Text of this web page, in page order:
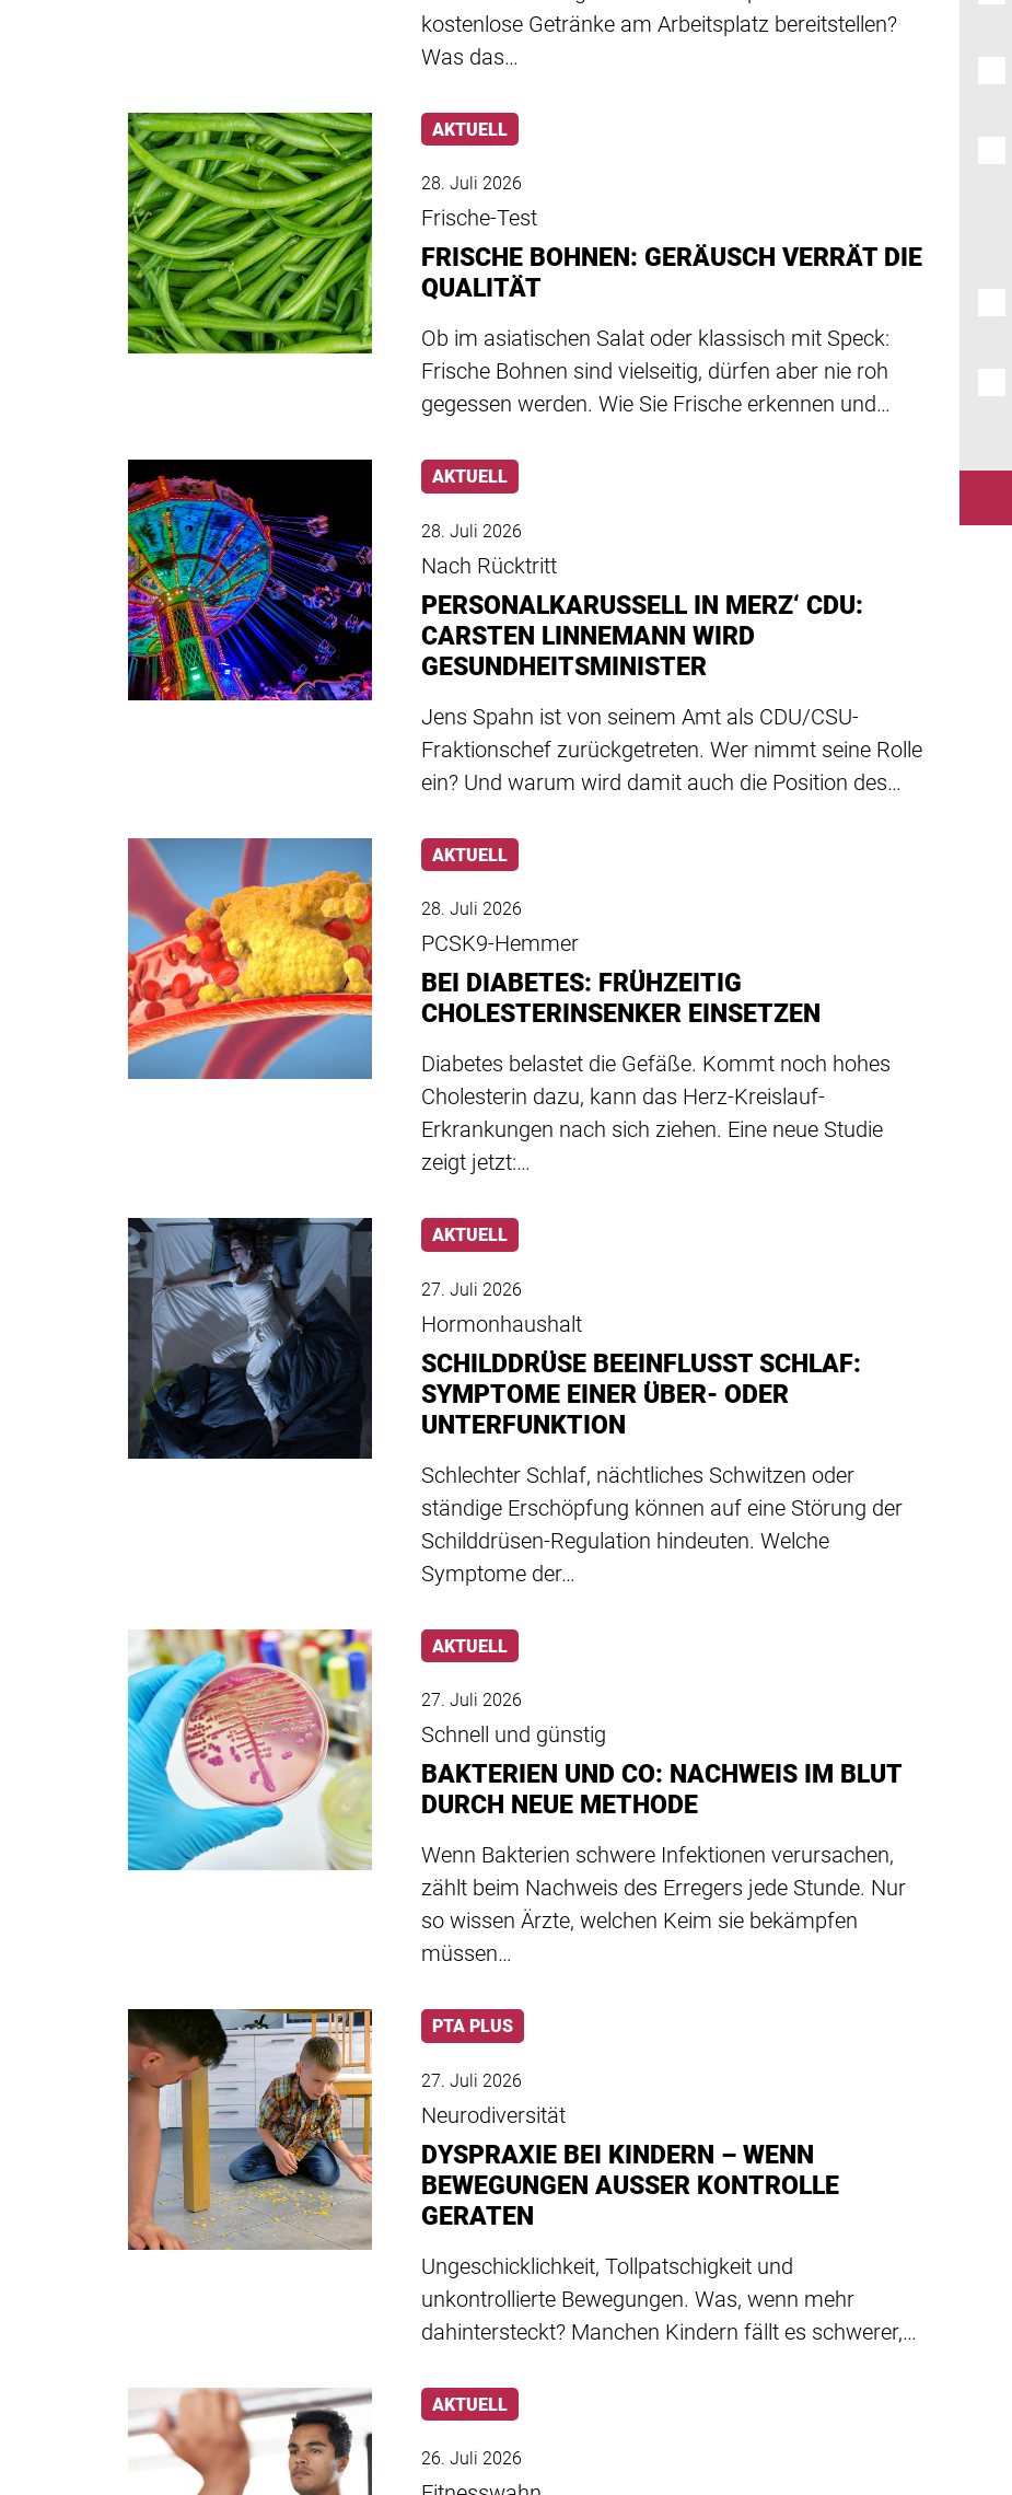
kostenlose Getränke am Arbeitsplatz bereitstellen?
Was das…
AKTUELL
28. Juli 2026
Frische-Test
FRISCHE BOHNEN: GERÄUSCH VERRÄT DIE
QUALITÄT
Ob im asiatischen Salat oder klassisch mit Speck:
Frische Bohnen sind vielseitig, dürfen aber nie roh
gegessen werden. Wie Sie Frische erkennen und…
AKTUELL
28. Juli 2026
Nach Rücktritt
PERSONALKARUSSELL IN MERZ‘ CDU:
CARSTEN LINNEMANN WIRD
GESUNDHEITSMINISTER
Jens Spahn ist von seinem Amt als CDU/CSU-
Fraktionschef zurückgetreten. Wer nimmt seine Rolle
ein? Und warum wird damit auch die Position des…
AKTUELL
28. Juli 2026
PCSK9-Hemmer
BEI DIABETES: FRÜHZEITIG
CHOLESTERINSENKER EINSETZEN
Diabetes belastet die Gefäße. Kommt noch hohes
Cholesterin dazu, kann das Herz-Kreislauf-
Erkrankungen nach sich ziehen. Eine neue Studie
zeigt jetzt:…
AKTUELL
27. Juli 2026
Hormonhaushalt
SCHILDDRÜSE BEEINFLUSST SCHLAF:
SYMPTOME EINER ÜBER- ODER
UNTERFUNKTION
Schlechter Schlaf, nächtliches Schwitzen oder
ständige Erschöpfung können auf eine Störung der
Schilddrüsen-Regulation hindeuten. Welche
Symptome der…
AKTUELL
27. Juli 2026
Schnell und günstig
BAKTERIEN UND CO: NACHWEIS IM BLUT
DURCH NEUE METHODE
Wenn Bakterien schwere Infektionen verursachen,
zählt beim Nachweis des Erregers jede Stunde. Nur
so wissen Ärzte, welchen Keim sie bekämpfen
müssen…
PTA PLUS
27. Juli 2026
Neurodiversität
DYSPRAXIE BEI KINDERN – WENN
BEWEGUNGEN AUSSER KONTROLLE
GERATEN
Ungeschicklichkeit, Tollpatschigkeit und
unkontrollierte Bewegungen. Was, wenn mehr
dahintersteckt? Manchen Kindern fällt es schwerer,…
AKTUELL
26. Juli 2026